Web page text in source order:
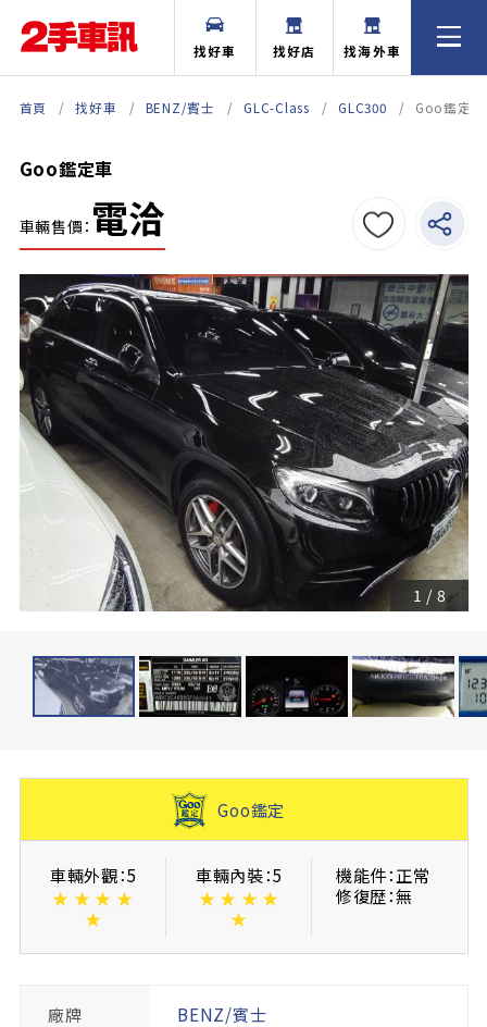
找好車 找好店 找海外車
首頁 找好車 BENZ/賓士 GLC-Class GLC300 Goo鑑定車
Goo鑑定車
車輛售價： 電洽
1 / 8
Goo鑑定
車輛外觀：5
★ ★ ★ ★
★
車輛內裝：5
★ ★ ★ ★
★
機能件：正常
修復歴：無
廠牌 BENZ/賓士